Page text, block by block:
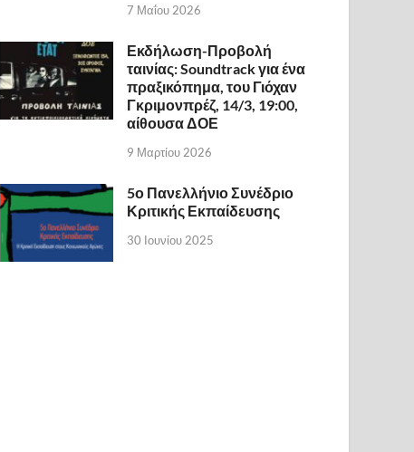
7 Μαΐου 2026
Εκδήλωση-Προβολή
ταινίας: Soundtrack για ένα
πραξικόπημα, του Γιόχαν
Γκριμονπρέζ, 14/3, 19:00,
αίθουσα ΔΟΕ
9 Μαρτίου 2026
5ο Πανελλήνιο Συνέδριο
Κριτικής Εκπαίδευσης
30 Ιουνίου 2025